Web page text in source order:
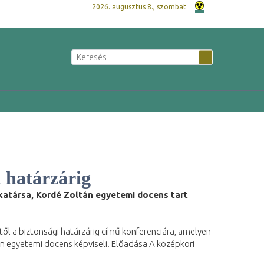
2026. augusztus 8., szombat
határzárig
Kordé Zoltán egyetemi docens tart
a biztonsági határzárig című konferenciára, amelyen
egyetemi docens képviseli. Előadása A középkori